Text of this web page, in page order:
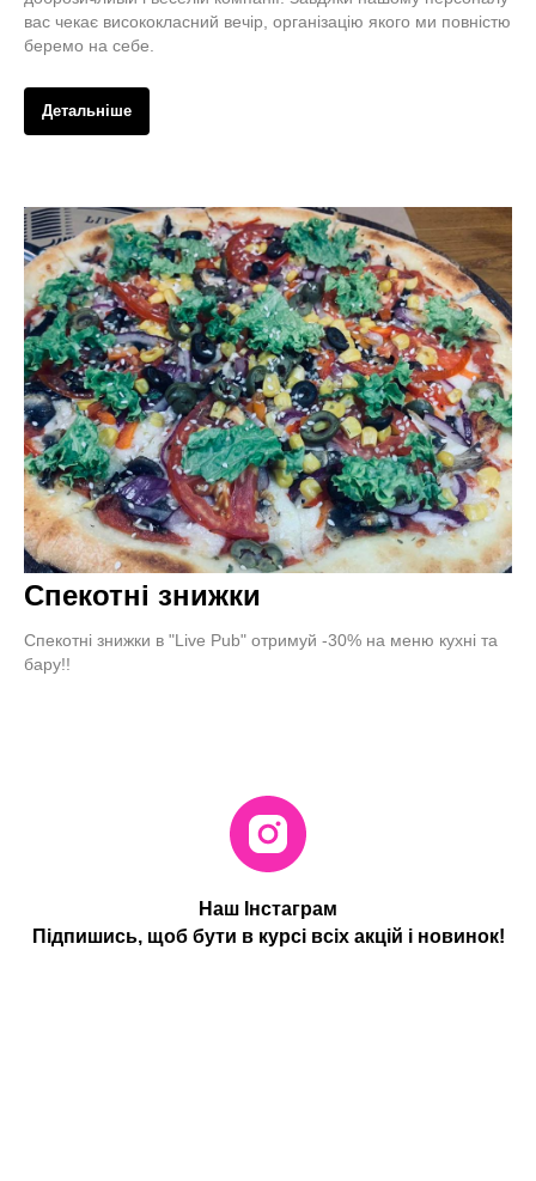
вас чекає висококласний вечір, організацію якого ми повністю
беремо на себе.
Детальніше
Спекотні знижки
Спекотні знижки в "Live Pub" отримуй -30% на меню кухні та
бару!!
Наш Інстаграм
Підпишись, щоб бути в курсі всіх акцій і новинок!